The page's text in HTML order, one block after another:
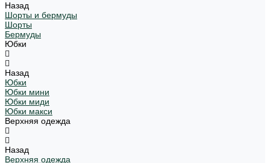
Назад
Шорты и бермуды
Шорты
Бермуды
Юбки
Назад
Юбки
Юбки мини
Юбки миди
Юбки макси
Верхняя одежда
Назад
Верхняя одежда